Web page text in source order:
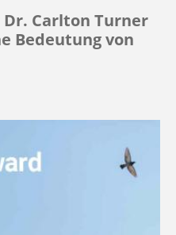
Carlton Turner
Bedeutung von